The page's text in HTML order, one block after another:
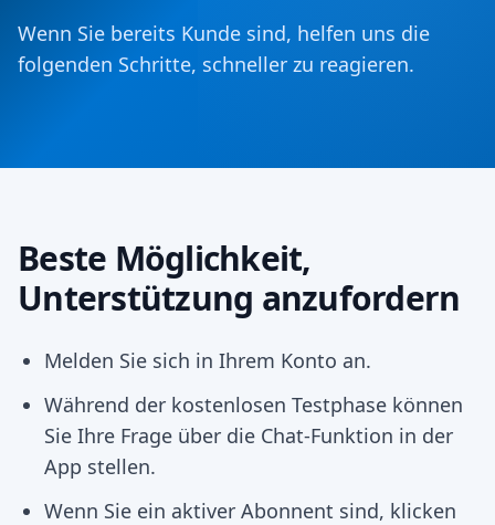
Wenn Sie bereits Kunde sind, helfen uns die
folgenden Schritte, schneller zu reagieren.
Beste Möglichkeit,
Unterstützung anzufordern
Melden Sie sich in Ihrem Konto an.
Während der kostenlosen Testphase können
Sie Ihre Frage über die Chat-Funktion in der
App stellen.
Wenn Sie ein aktiver Abonnent sind, klicken